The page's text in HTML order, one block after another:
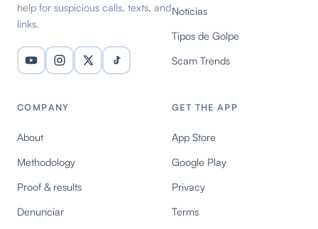
help for suspicious calls, texts, and
links.
Notícias
Tipos de Golpe
Scam Trends
COMPANY
About
Methodology
Proof & results
Denunciar
GET THE APP
App Store
Google Play
Privacy
Terms